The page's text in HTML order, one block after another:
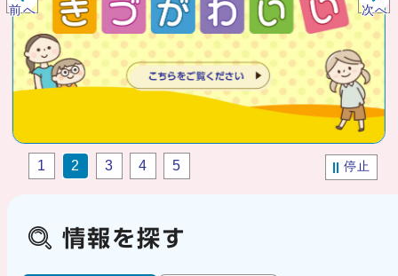
前へ 次へ
停止
1 2 3 4 5
情報を探す